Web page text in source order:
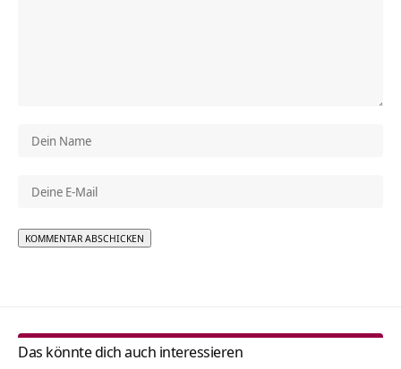
Das könnte dich auch interessieren